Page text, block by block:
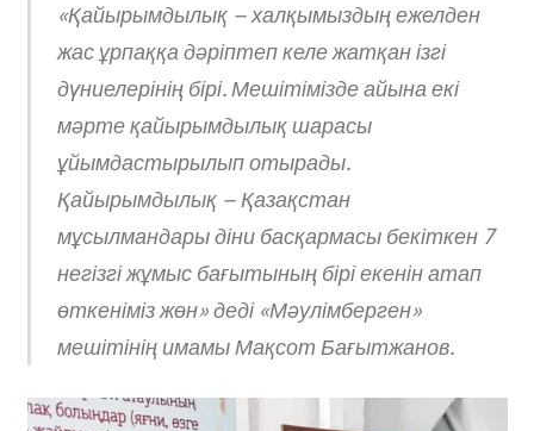
«Қайырымдылық – халқымыздың ежелден
жас ұрпаққа дәріптеп келе жатқан ізгі
дүниелерінің бірі. Мешітімізде айына екі
мәрте қайырымдылық шарасы
ұйымдастырылып отырады.
Қайырымдылық – Қазақстан
мұсылмандары діни басқармасы бекіткен 7
негізгі жұмыс бағытының бірі екенін атап
өткеніміз жөн» деді «Мәулімберген»
мешітінің имамы Мақсот Бағытжанов.